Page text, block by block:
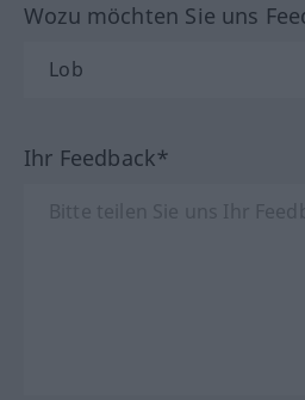
Wozu möchten Sie uns
Ihr Feedback*